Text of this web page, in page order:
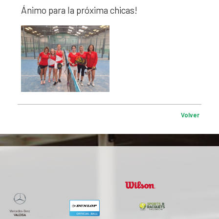
Ánimo para la próxima chicas!
Volver